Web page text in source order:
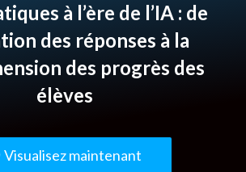
à l’ère de l’IA : de
des réponses à la
des progrès des
élèves
Visualisez maintenant